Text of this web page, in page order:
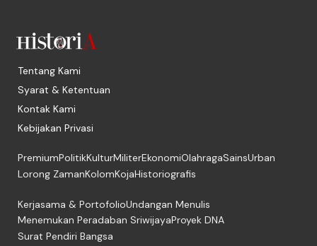
Tentang Kami
Syarat & Ketentuan
Kontak Kami
Kebijakan Privasi
PremiumPolitikKulturMiliterEkonomiOlahragaSainsUrban
Lorong ZamanKolomKojaHistoriografis
Kerjasama & PortofolioUndangan Menulis
Menemukan Peradaban SriwijayaProyek DNA
Surat Pendiri Bangsa